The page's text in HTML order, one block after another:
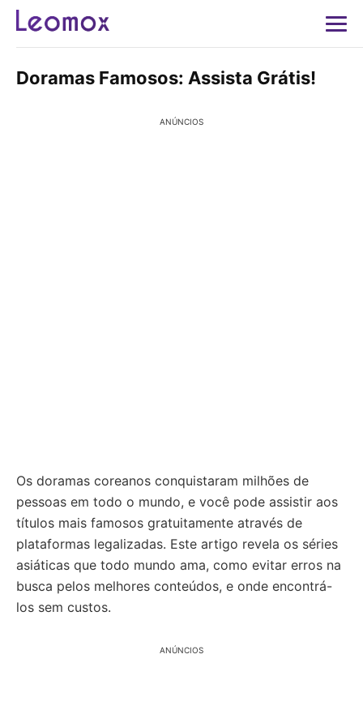
Doramas Famosos: Assista Grátis!
ANÚNCIOS
Os doramas coreanos conquistaram milhões de
pessoas em todo o mundo, e você pode assistir aos
títulos mais famosos gratuitamente através de
plataformas legalizadas. Este artigo revela os séries
asiáticas que todo mundo ama, como evitar erros na
busca pelos melhores conteúdos, e onde encontrá-
los sem custos.
ANÚNCIOS